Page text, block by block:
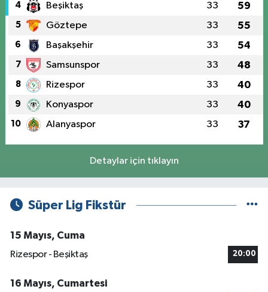
4 Beşiktaş 33 59
5 Göztepe 33 55
6 Başakşehir 33 54
7 Samsunspor 33 48
8 Rizespor 33 40
9 Konyaspor 33 40
10 Alanyaspor 33 37
Detaylar için tıklayın
Süper Lig Fikstür
15 Mayıs, Cuma
Rizespor - Beşiktaş
20:00
16 Mayıs, Cumartesi